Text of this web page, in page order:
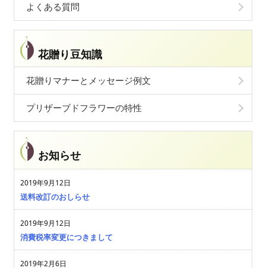
よくある質問
花贈り豆知識
花贈りマナーとメッセージ例文
プリザーブドフラワーの特性
お知らせ
2019年9月12日
送料改訂のおしらせ
2019年9月12日
消費税率変更につきまして
2019年2月6日